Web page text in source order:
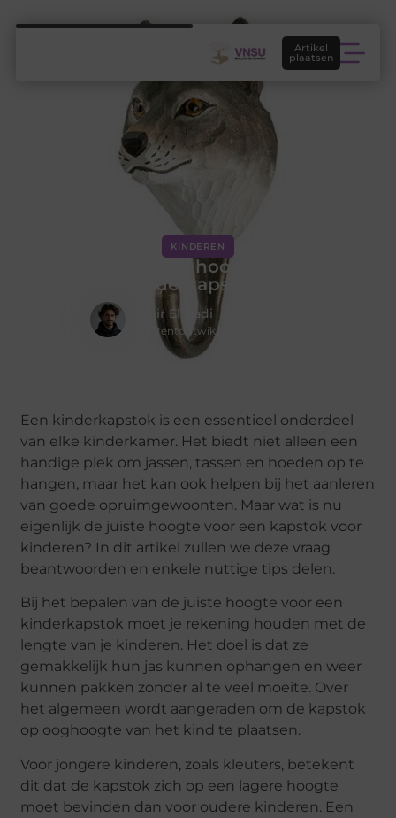
Artikel
plaatsen
KINDEREN
Wat is de juiste hoogte voor een
kinderkapstok?
Amir El Hadi
Contentontwikkelaar & Schrijver
Een kinderkapstok is een essentieel onderdeel
van elke kinderkamer. Het biedt niet alleen een
handige plek om jassen, tassen en hoeden op te
hangen, maar het kan ook helpen bij het aanleren
van goede opruimgewoonten. Maar wat is nu
eigenlijk de juiste hoogte voor een kapstok voor
kinderen? In dit artikel zullen we deze vraag
beantwoorden en enkele nuttige tips delen.
Bij het bepalen van de juiste hoogte voor een
kinderkapstok moet je rekening houden met de
lengte van je kinderen. Het doel is dat ze
gemakkelijk hun jas kunnen ophangen en weer
kunnen pakken zonder al te veel moeite. Over
het algemeen wordt aangeraden om de kapstok
op ooghoogte van het kind te plaatsen.
Voor jongere kinderen, zoals kleuters, betekent
dit dat de kapstok zich op een lagere hoogte
moet bevinden dan voor oudere kinderen. Een